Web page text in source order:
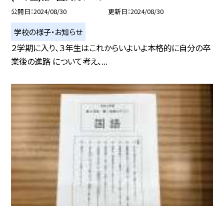
公開日 2024/08/30 更新日 2024/08/30
学校の様子・お知らせ
２学期に入り、３年生はこれからいよいよ本格的に自分の卒
業後の進路 について考え、...